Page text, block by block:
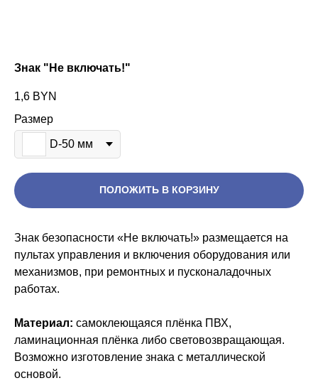
Знак "Не включать!"
1,6 BYN
Размер
D-50 мм
ПОЛОЖИТЬ В КОРЗИНУ
Знак безопасности «Не включать!» размещается на
пультах управления и включения оборудования или
механизмов, при ремонтных и пусконаладочных
работах.
Материал: самоклеющаяся плёнка ПВХ,
ламинационная плёнка либо световозвращающая.
Возможно изготовление знака с металлической
основой.